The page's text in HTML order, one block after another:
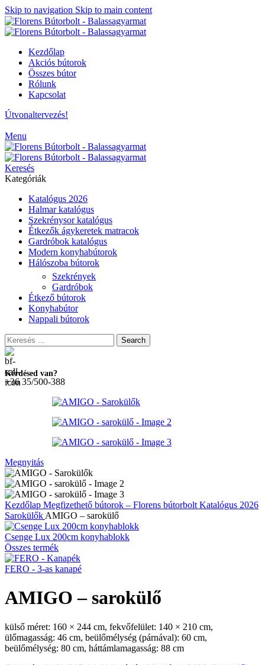
Skip to navigation Skip to main content
Kezdőlap
Akciós bútorok
Összes bútor
Rólunk
Kapcsolat
Útvonaltervezés!
Menu
Keresés
Kategóriák
Katalógus 2026
Halmar katalógus
Szekrénysor katalógus
Étkezők ágykeretek matracok
Gardróbok katalógus
Modern konyhabútorok
Hálószoba bútorok
Szekrények
Gardróbok
Étkező bútorok
Konyhabútor
Nappali bútorok
Search
Kérdésed van?
+36 35/500-388
Megnyitás
Kezdőlap Megfizethető bútorok – Florens bútorbolt Katalógus 2026
Sarokülők AMIGO – sarokülő
Csenge Lux 200cm konyhablokk
Összes termék
FERO - 3-as kanapé
AMIGO – sarokülő
külső méret: 160 × 244 cm, fekvőfelület: 140 × 210 cm,
ülőmagasság: 46 cm, beülőmélység (párnával): 60 cm,
beülőmélység: 80 cm, háttámlamagasság: 88 cm